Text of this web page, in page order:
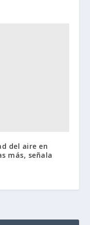
del aire en
más, señala